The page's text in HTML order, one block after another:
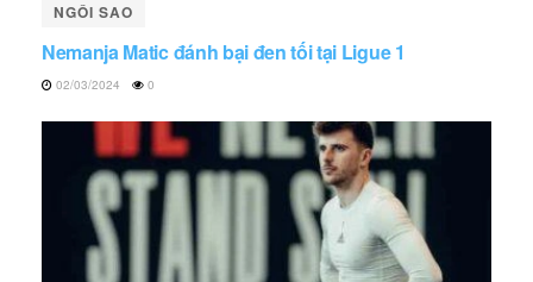
NGÔI SAO
Nemanja Matic đánh bại đen tối tại Ligue 1
02/03/2024 0